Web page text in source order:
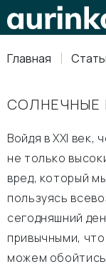
Главная
СОЛНЕЧНЫЕ
Войдя в XXI век,
не только
вред, который
пользуясь
сегодняшний
привычными,
можем
Россия,
8-800-770-79-40